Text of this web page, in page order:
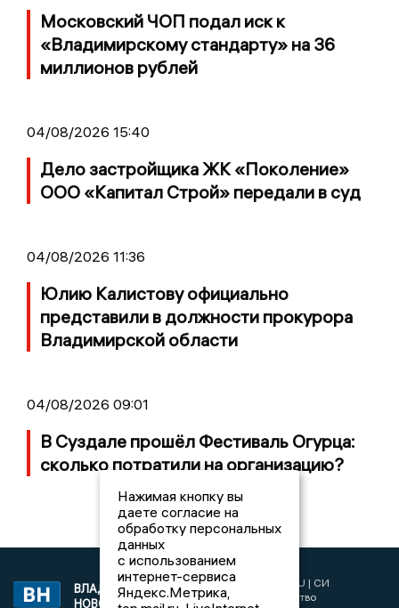
Московский ЧОП подал иск к
«Владимирскому стандарту» на 36
миллионов рублей
04/08/2026 15:40
Дело застройщика ЖК «Поколение»
ООО «Капитал Строй» передали в суд
04/08/2026 11:36
Юлию Калистову официально
представили в должности прокурора
Владимирской области
04/08/2026 09:01
В Суздале прошёл Фестиваль Огурца:
сколько потратили на организацию?
ВЛАДИМИРСКИЕ
НОВОСТИ
2017 © NEWSVLADIMIR.RU | СИ
«Информационное агентство
Нажимая кнопку вы
даете согласие на
обработку персональных
данных
с использованием
интернет-сервиса
Яндекс.Метрика,